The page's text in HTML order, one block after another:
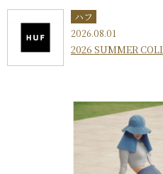
ハフ
2026.08.01
2026 SUMMER